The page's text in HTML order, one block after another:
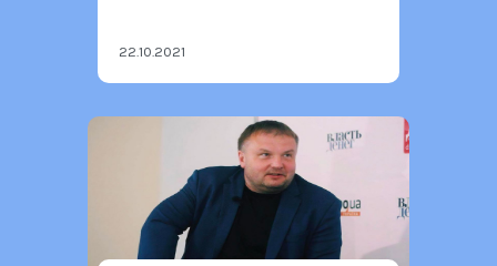
22.10.2021